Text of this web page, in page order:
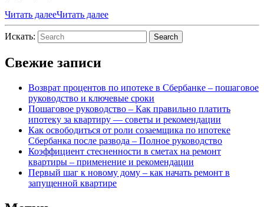
Читать далееЧитать далее
Искать: Search
Свежие записи
Возврат процентов по ипотеке в Сбербанке – пошаговое
руководство и ключевые сроки
Пошаговое руководство – Как правильно платить
ипотеку за квартиру — советы и рекомендации
Как освободиться от роли созаемщика по ипотеке
Сбербанка после развода – Полное руководство
Коэффициент стесненности в сметах на ремонт
квартиры – применение и рекомендации
Первый шаг к новому дому – как начать ремонт в
запущенной квартире